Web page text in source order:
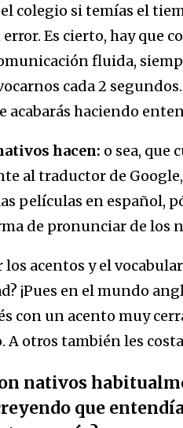
colegio si temías el
Es cierto, hay que
fluida,
cada 2
acabarás haciendo
hacen: o sea, que
al traductor de
películas en español,
de pronunciar de los
acentos y el
¡Pues en el mundo
con un acento muy
A otros también les
nativos
que